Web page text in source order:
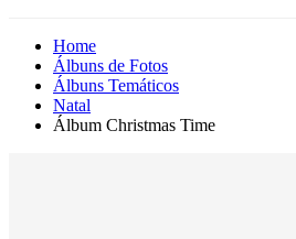
Home
Álbuns de Fotos
Álbuns Temáticos
Natal
Álbum Christmas Time